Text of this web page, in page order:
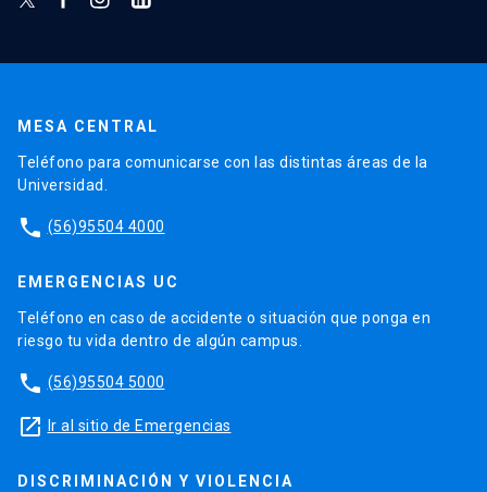
MESA CENTRAL
Teléfono para comunicarse con las distintas áreas de la
Universidad.
phone (56)95504 4000
EMERGENCIAS UC
Teléfono en caso de accidente o situación que ponga en
riesgo tu vida dentro de algún campus.
phone (56)95504 5000
launch Ir al sitio de Emergencias
DISCRIMINACIÓN Y VIOLENCIA